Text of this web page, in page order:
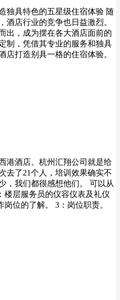
独具特色的五星级住宿体验 随
酒店行业的竞争也日益激烈。
出，成为摆在各大酒店面前的
制，凭借其专业的服务和独具
店打造别具一格的住宿体验。
港酒店。杭州汇翔公司就是给
去了21个人，培训效果确实不
，我们都很感想他们。 可以从
楼层服务员的仪容仪表及礼仪
位的了解。 3：岗位职责。